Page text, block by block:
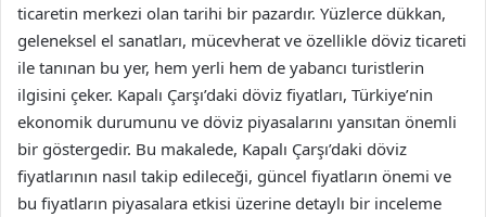
ticaretin merkezi olan tarihi bir pazardır. Yüzlerce dükkan,
geleneksel el sanatları, mücevherat ve özellikle döviz ticareti
ile tanınan bu yer, hem yerli hem de yabancı turistlerin
ilgisini çeker. Kapalı Çarşı’daki döviz fiyatları, Türkiye’nin
ekonomik durumunu ve döviz piyasalarını yansıtan önemli
bir göstergedir. Bu makalede, Kapalı Çarşı’daki döviz
fiyatlarının nasıl takip edileceği, güncel fiyatların önemi ve
bu fiyatların piyasalara etkisi üzerine detaylı bir inceleme